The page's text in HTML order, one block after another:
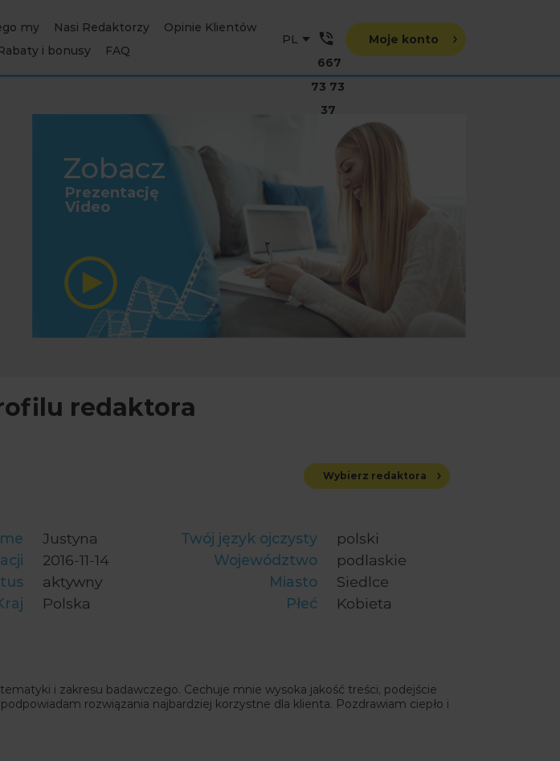
my Nasi Redaktorzy
Opinie Klientów
i bonusy
FAQ
667
73 73
37
Moje konto
Zobacz
Prezentację
Video
redaktora
Wybierz redaktora
Justyna
2016-11-14
aktywny
Polska
Twój język ojczysty
polski
Województwo
podlaskie
Miasto
Siedlce
Płeć
Kobieta
i zakresu badawczego. Cechuje mnie wysoka jakość treści, podejście
rozwiązania najbardziej korzystne dla klienta. Pozdrawiam ciepło i